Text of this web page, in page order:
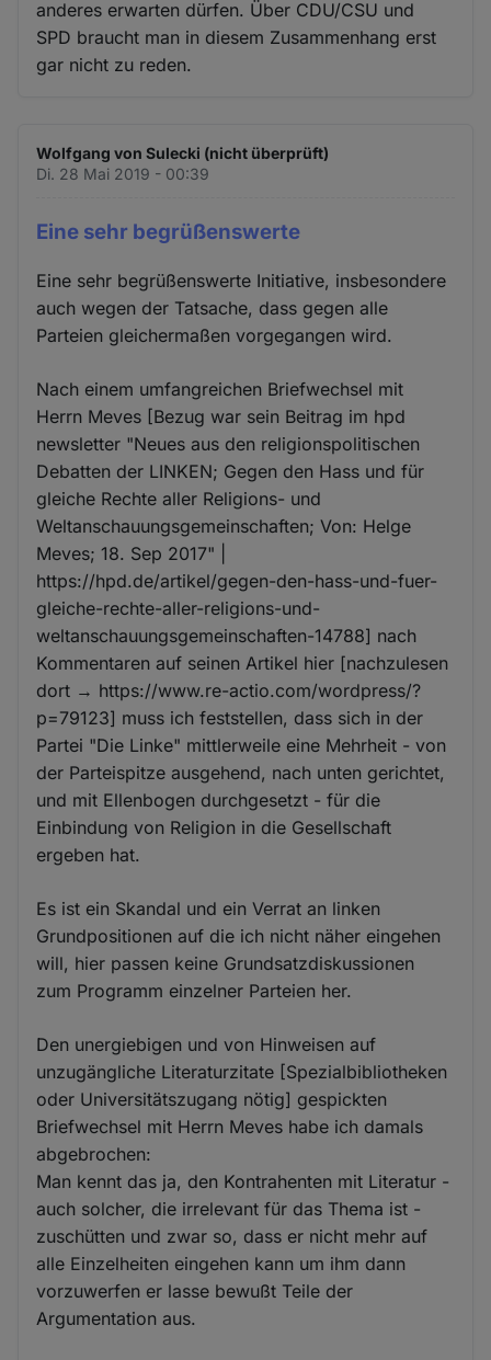
anderes erwarten dürfen. Über CDU/CSU und
SPD braucht man in diesem Zusammenhang erst
gar nicht zu reden.
Wolfgang von Sulecki (nicht überprüft)
Di. 28 Mai 2019 - 00:39
Eine sehr begrüßenswerte
Eine sehr begrüßenswerte Initiative, insbesondere
auch wegen der Tatsache, dass gegen alle
Parteien gleichermaßen vorgegangen wird.
Nach einem umfangreichen Briefwechsel mit
Herrn Meves [Bezug war sein Beitrag im hpd
newsletter "Neues aus den religionspolitischen
Debatten der LINKEN; Gegen den Hass und für
gleiche Rechte aller Religions- und
Weltanschauungsgemeinschaften; Von: Helge
Meves; 18. Sep 2017" |
https://hpd.de/artikel/gegen-den-hass-und-fuer-
gleiche-rechte-aller-religions-und-
weltanschauungsgemeinschaften-14788] nach
Kommentaren auf seinen Artikel hier [nachzulesen
dort → https://www.re-actio.com/wordpress/?
p=79123] muss ich feststellen, dass sich in der
Partei "Die Linke" mittlerweile eine Mehrheit - von
der Parteispitze ausgehend, nach unten gerichtet,
und mit Ellenbogen durchgesetzt - für die
Einbindung von Religion in die Gesellschaft
ergeben hat.
Es ist ein Skandal und ein Verrat an linken
Grundpositionen auf die ich nicht näher eingehen
will, hier passen keine Grundsatzdiskussionen
zum Programm einzelner Parteien her.
Den unergiebigen und von Hinweisen auf
unzugängliche Literaturzitate [Spezialbibliotheken
oder Universitätszugang nötig] gespickten
Briefwechsel mit Herrn Meves habe ich damals
abgebrochen:
Man kennt das ja, den Kontrahenten mit Literatur -
auch solcher, die irrelevant für das Thema ist -
zuschütten und zwar so, dass er nicht mehr auf
alle Einzelheiten eingehen kann um ihm dann
vorzuwerfen er lasse bewußt Teile der
Argumentation aus.